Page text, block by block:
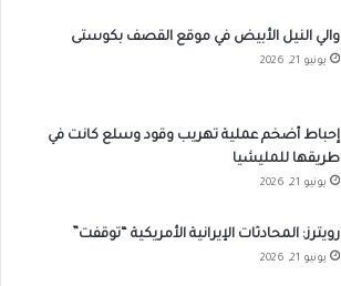
والي النيل الأبيض في موقع القصف بكوستى
يونيو 21, 2026
إحباط أضخم عملية تهريب وقود وسلع كانت في
طريقها للمليشيا
يونيو 21, 2026
رويترز: المحادثات الإيرانية الأمريكية “توقفت”
يونيو 21, 2026